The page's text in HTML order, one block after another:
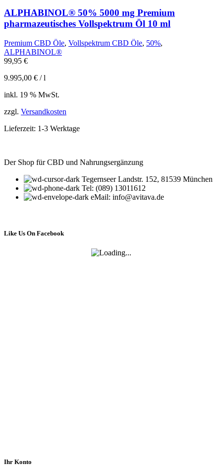
ALPHABINOL® 50% 5000 mg Premium
pharmazeutisches Vollspektrum Öl 10 ml
Premium CBD Öle, Vollspektrum CBD Öle, 50%,
ALPHABINOL®
99,95 €
9.995,00 € /l
inkl. 19 % MwSt.
zzgl. Versandkosten
Lieferzeit: 1-3 Werktage
Der Shop für CBD und Nahrungsergänzung
Tegernseer Landstr. 152, 81539 München
Tel: (089) 13011612
eMail: info@avitava.de
Like Us On Facebook
Ihr Konto